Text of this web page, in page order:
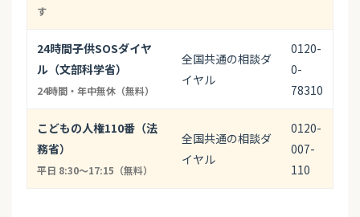
す
24時間子供SOSダイヤ
ル（文部科学省）
24時間・年中無休（無料）
全国共通の相談ダ
イヤル
0120-
0-
78310
こどもの人権110番（法
務省）
平日 8:30〜17:15（無料）
全国共通の相談ダ
イヤル
0120-
007-
110